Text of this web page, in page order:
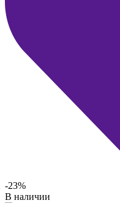
-23%
В наличии